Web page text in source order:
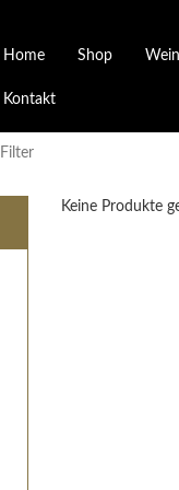
Home Shop
Weißweine
Roséweine
Junges Schwaben
Veranstaltungen
Kontakt
Filter
Keine Produkte